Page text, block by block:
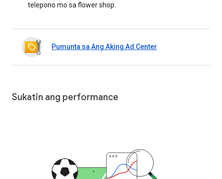
telepono mo sa flower shop.
Pumunta sa Ang Aking Ad Center
Sukatin ang performance